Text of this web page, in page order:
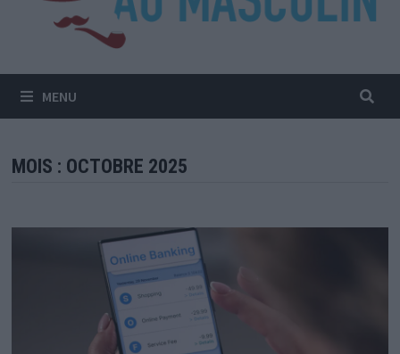
MENU
MOIS : OCTOBRE 2025